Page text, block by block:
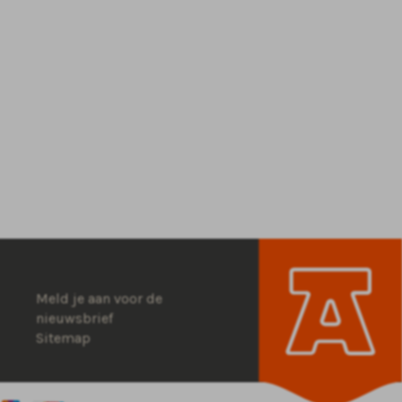
Meld je aan voor de
nieuwsbrief
Sitemap